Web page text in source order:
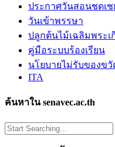
ประกาศวันสอนชดเช
วันเข้าพรรษา
ปลูกต้นไม้เฉลิมพระเ
คู่มือระบบร้องเรียน
นโยบายไม่รับของข
ITA
ค้นหาใน senavec.ac.th